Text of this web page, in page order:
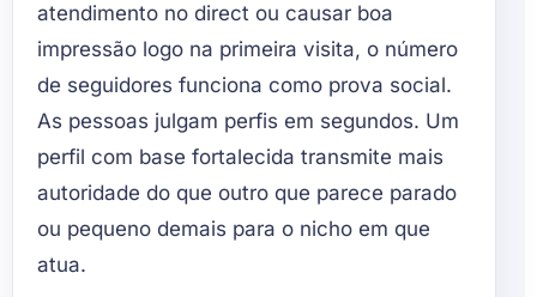
atendimento no direct ou causar boa
impressão logo na primeira visita, o número
de seguidores funciona como prova social.
As pessoas julgam perfis em segundos. Um
perfil com base fortalecida transmite mais
autoridade do que outro que parece parado
ou pequeno demais para o nicho em que
atua.